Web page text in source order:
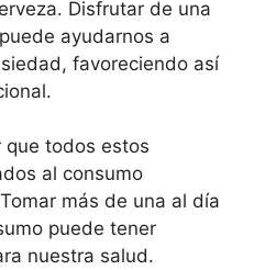
Disfrutar de una
ayudarnos a
favoreciendo así
que todos estos
al consumo
más de una al día
puede tener
nuestra salud.